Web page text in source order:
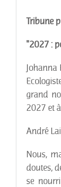
Tribune
"2027 :
Johanna
grand
2027 et
André
Nous,
doutes,
se